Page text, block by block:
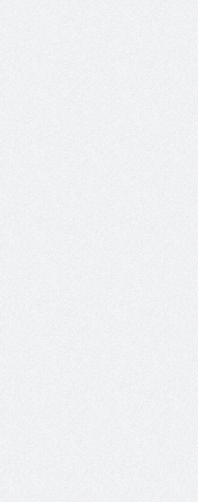
7 سوئیت محبوب مشهد نزدیک حرم با غذا و نظر مسافران
درمان
طراحی